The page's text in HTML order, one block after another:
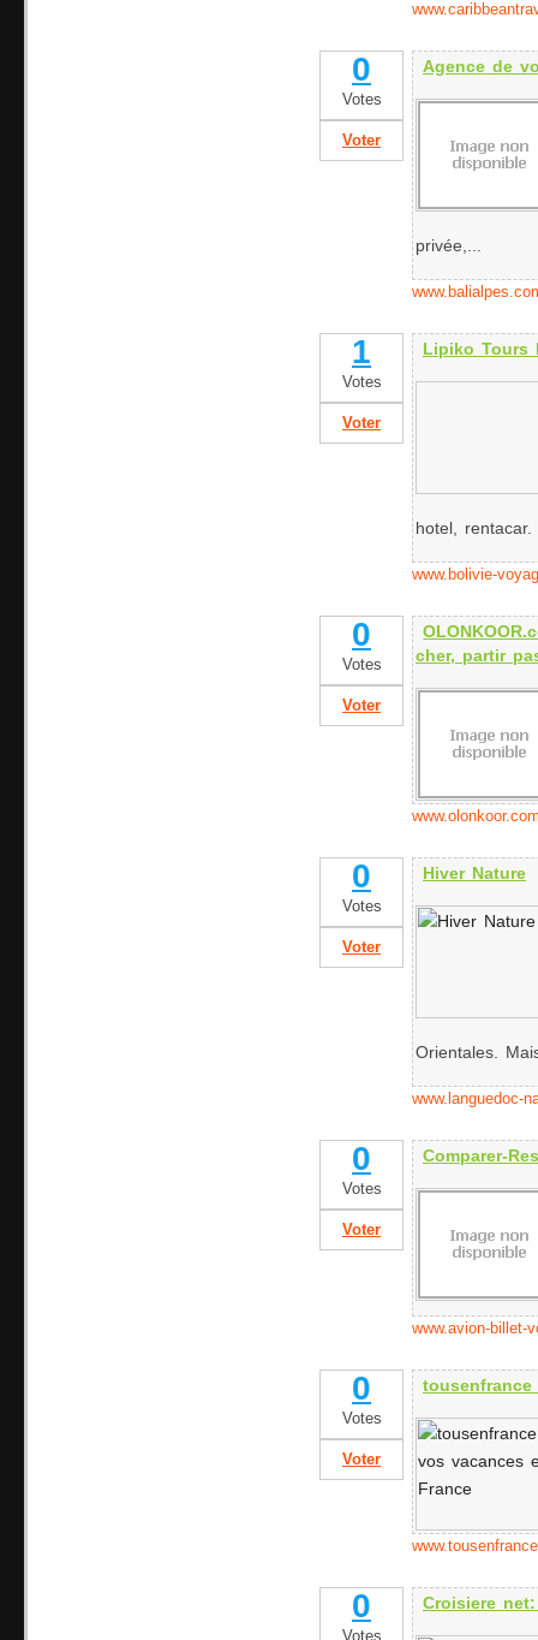
0
Votes
Voter
Agence de
privée,...
1
Votes
Voter
Lipiko Tours
hotel, rentacar.
www.bolivie-
0
Votes
Voter
cher, partir
0
Votes
Voter
Hiver Nature
Orientales.
www.languedoc-
0
Votes
Voter
Comparer-
www.avion-billet-
0
Votes
Voter
0
Votes
Croisiere